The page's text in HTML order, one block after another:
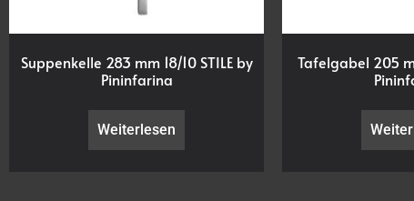
Suppenkelle 283 mm 18/10 STILE by
Pininfarina
Weiterlesen
Tafelgabel 205